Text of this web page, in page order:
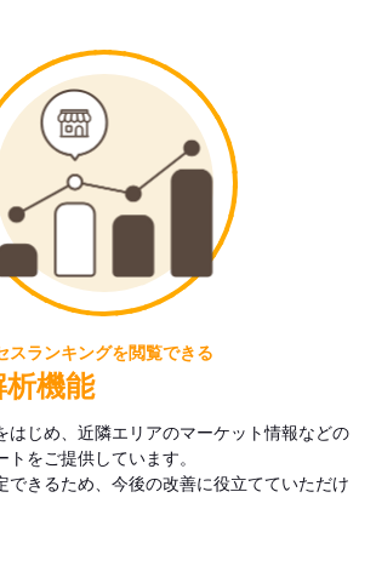
スランキングを閲覧できる
機能
はじめ、近隣エリアのマーケット情報などの
をご提供しています。
できるため、今後の改善に役立てていただけ